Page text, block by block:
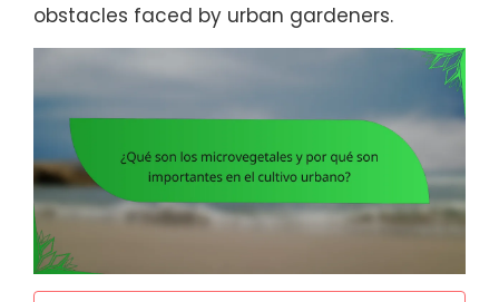
obstacles faced by urban gardeners.